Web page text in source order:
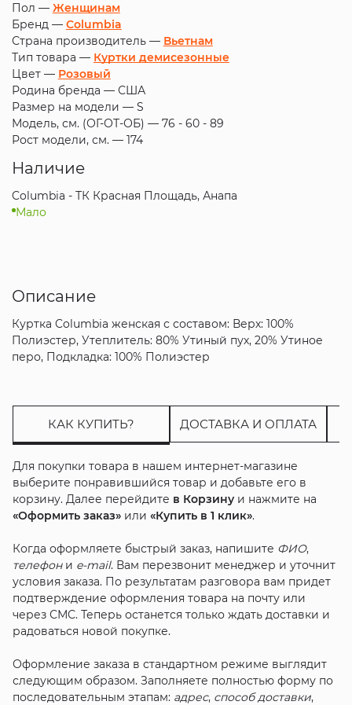
Пол — Женщинам
Бренд — Columbia
Страна производитель — Вьетнам
Тип товара — Куртки демисезонные
Цвет — Розовый
Родина бренда — США
Размер на модели — S
Модель, см. (ОГ-ОТ-ОБ) — 76 - 60 - 89
Рост модели, см. — 174
Наличие
Columbia - ТК Красная Площадь, Анапа
Мало
Описание
Куртка Columbia женская с составом: Верх: 100%
Полиэстер, Утеплитель: 80% Утиный пух, 20% Утиное
перо, Подкладка: 100% Полиэстер
КАК КУПИТЬ? ДОСТАВКА И ОПЛАТА
Для покупки товара в нашем интернет-магазине
выберите понравившийся товар и добавьте его в
корзину. Далее перейдите в Корзинуи нажмите на
«Оформить заказ»или «Купить в 1 клик».
Когда оформляете быстрый заказ, напишите ФИО,
телефони e-mail. Вам перезвонит менеджер и уточнит
условия заказа. По результатам разговора вам придет
подтверждение оформления товара на почту или
через СМС. Теперь останется только ждать доставки и
радоваться новой покупке.
Оформление заказа в стандартном режиме выглядит
следующим образом. Заполняете полностью форму по
последовательным этапам: адрес, способ доставки,